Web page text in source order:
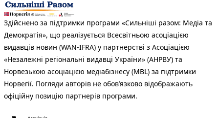
Здійснено за підтримки програми «Сильніші разом: Медіа та
Демократія», що реалізується Всесвітньою асоціацією
видавців новин (WAN-IFRA) у партнерстві з Асоціацією
«Незалежні регіональні видавці України» (АНРВУ) та
Норвезькою асоціацією медіабізнесу (MBL) за підтримки
Норвегії. Погляди авторів не обов’язково відображають
офіційну позицію партнерів програми.